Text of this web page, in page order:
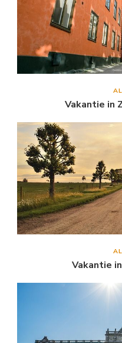
Vakantie in
Vakantie